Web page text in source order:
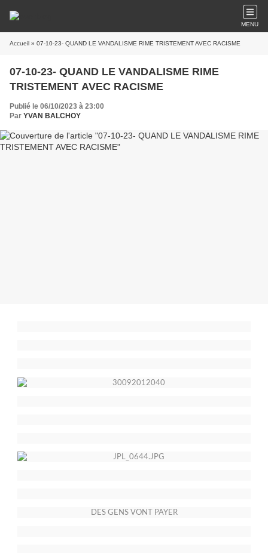
MENU
Accueil » 07-10-23- QUAND LE VANDALISME RIME TRISTEMENT AVEC RACISME
07-10-23- QUAND LE VANDALISME RIME
TRISTEMENT AVEC RACISME
Publié le 06/10/2023 à 23:00
Par YVAN BALCHOY
DES GENS VONT PAYER